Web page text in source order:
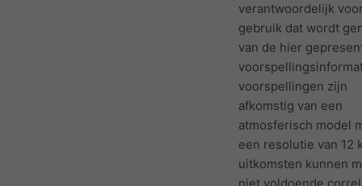
verantwoordelijk
gebruik dat wordt
van de hier
voorspellingen zijn
afkomstig van een
atmosferisch model
een resolutie van 12
uitkomsten kunnen